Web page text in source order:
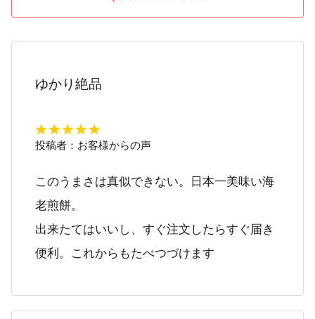
ゆかり絶品
投稿者： お客様からの声
このうまさは真似できない。日本一美味い海
老煎餅。
出来たてはいいし、すぐ注文したらすぐ届き
便利。これからもたべつづけます